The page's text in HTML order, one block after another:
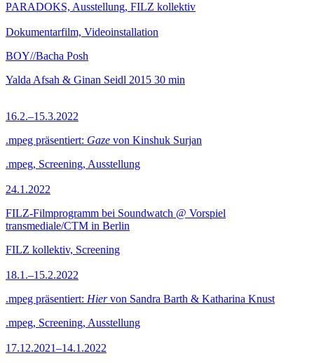
PARADOKS, Ausstellung, FILZ kollektiv
Dokumentarfilm, Videoinstallation
BOY//Bacha Posh
Yalda Afsah & Ginan Seidl 2015 30 min
16.2.–15.3.2022
.mpeg präsentiert: Gaze von Kinshuk Surjan
.mpeg, Screening, Ausstellung
24.1.2022
FILZ-Filmprogramm bei Soundwatch @ Vorspiel
transmediale/CTM in Berlin
FILZ kollektiv, Screening
18.1.–15.2.2022
.mpeg präsentiert: Hiervon Sandra Barth & Katharina Knust
.mpeg, Screening, Ausstellung
17.12.2021–14.1.2022